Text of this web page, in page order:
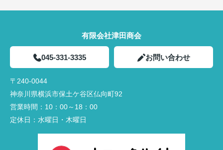
有限会社津田商会
045-331-3335 お問い合わせ
〒240-0044
神奈川県横浜市保土ケ谷区仏向町92
営業時間： 10：00～18：00
定休日： 水曜日・木曜日